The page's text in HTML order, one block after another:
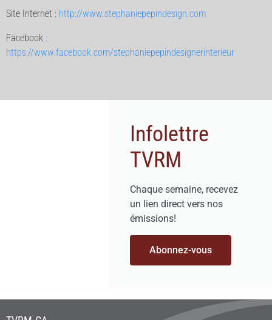
Site Internet : http://www.stephaniepepindesign.com
Facebook :
https://www.facebook.com/stephaniepepindesignerinterieur
Infolettre
TVRM
Chaque semaine, recevez
un lien direct vers nos
émissions!
Abonnez-vous